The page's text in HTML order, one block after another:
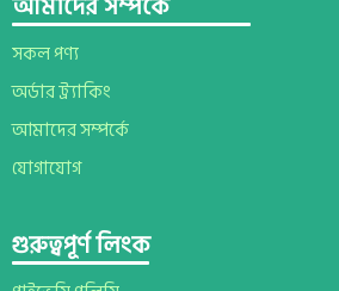
সকল পণ্য
অর্ডার ট্র্যাকিং
আমাদের সম্পর্কে
যোগাযোগ
গুরুত্বপূর্ণ লিংক